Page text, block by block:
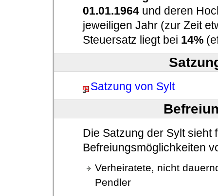
01.01.1964und deren
jeweiligen Jahr (zur Zeit
Steuersatz liegt bei 14%
Satzung von Sylt
Die Satzung der Sylt sieht
Befreiungsmöglichkeiten
Verheiratete, nicht
Pendler